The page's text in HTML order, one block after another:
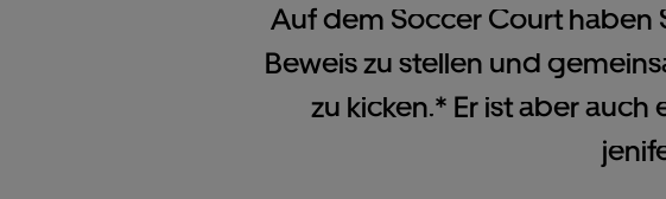
Auf dem Soccer Court haben
Beweis zu stellen und
zu kicken.* Er ist aber